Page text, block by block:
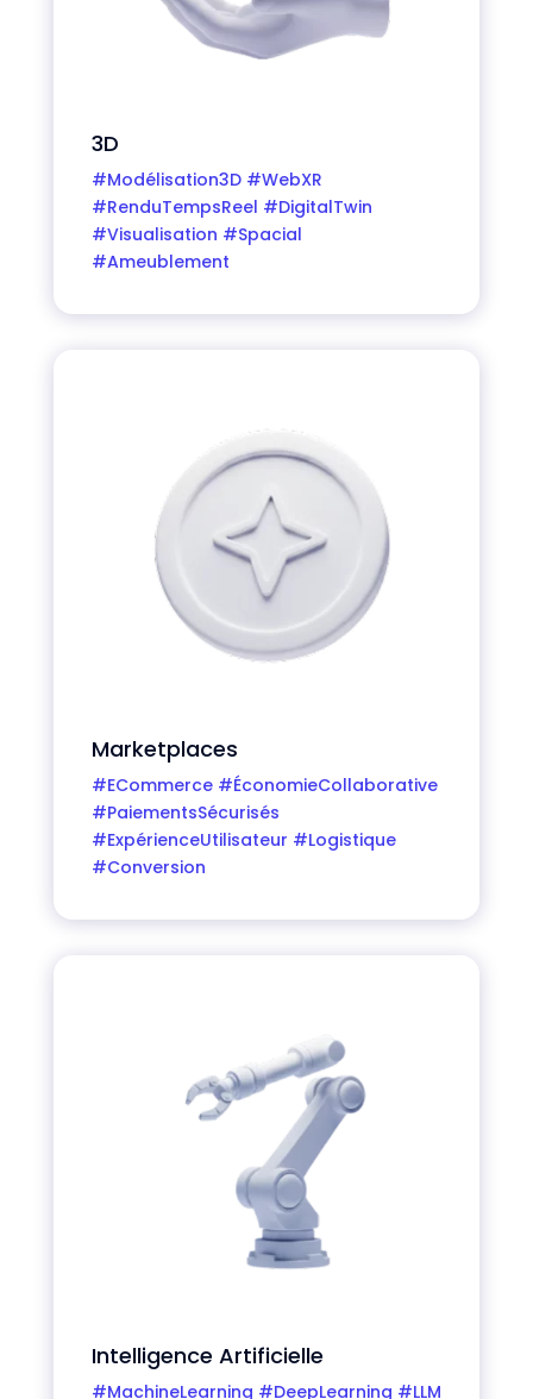
3D
#Modélisation3D #WebXR
#RenduTempsReel #DigitalTwin
#Visualisation #Spacial
#Ameublement
Marketplaces
#ECommerce #ÉconomieCollaborative
#PaiementsSécurisés
#ExpérienceUtilisateur #Logistique
#Conversion
Intelligence Artificielle
#MachineLearning #DeepLearning #LLM